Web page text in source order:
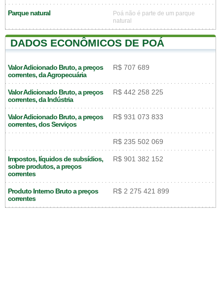
Parque natural
Poá não é parte de um parque
natural
DADOS ECONÔMICOS DE POÁ
Valor Adicionado Bruto, a preços
correntes, da Agropecuária
R$ 707 689
Valor Adicionado Bruto, a preços
correntes, da Indústria
R$ 442 258 225
Valor Adicionado Bruto, a preços
correntes, dos Serviços
R$ 931 073 833
R$ 235 502 069
Impostos, líquidos de subsídios,
sobre produtos, a preços
correntes
R$ 901 382 152
Produto Interno Bruto a preços
correntes
R$ 2 275 421 899